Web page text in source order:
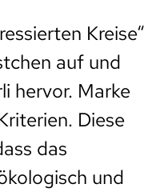
Kreise“
auf und
hervor. Marke
Diese
das
und